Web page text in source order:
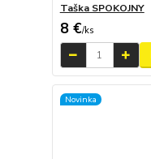
Taška SPOKOJNY
8 €/ks
Novinka